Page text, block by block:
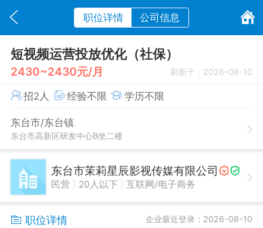
职位详情 公司信息
短视频运营投放优化（社保）
2430~2430元/月 刷新于：2026-08-10
招2人 经验不限 学历不限
东台市/东台镇
东台市高新区研发中心B坐二楼
东台市茉莉星辰影视传媒有限公司
民营 20人以下 互联网/电子商务
职位详情 企业最近登录：2026-08-10